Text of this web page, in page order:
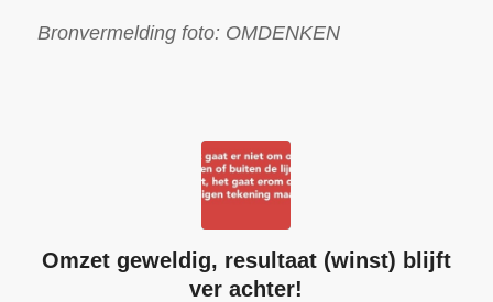
Bronvermelding foto: OMDENKEN
Omzet geweldig, resultaat (winst) blijft
ver achter!